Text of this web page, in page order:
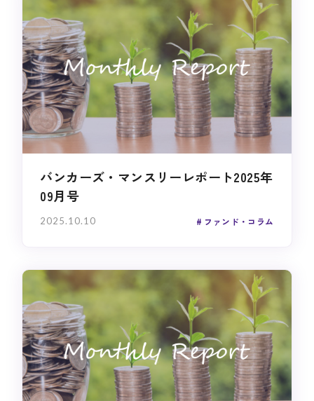
バンカーズ・マンスリーレポート2025年
09月号
2025.10.10 ファンド・コラム